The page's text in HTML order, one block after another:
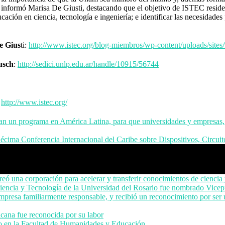
Marisa De Giusti, destacando que el objetivo de ISTEC
en ciencia, tecnología e ingeniería; e identificar las
Giusti: http://www.istec.org/blog-miembros/wp-content/uploads/
: http://sedici.unlp.edu.ar/handle/10915/56744
http://www.istec.org/
programa en América Latina, para que universidades y
Conferencia Internacional del Caribe sobre Dispositivos,
una corporación para acelerar y transferir conocimientos de
y Tecnología de la Universidad del Rosario fue nombrado
familiarmente responsable, y recibió un reconocimiento por ser
fue reconocida por su labor